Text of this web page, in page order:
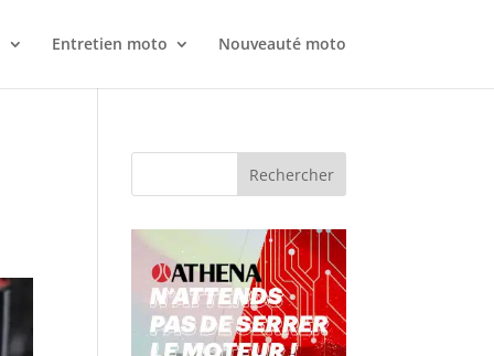
Entretien moto Nouveauté moto